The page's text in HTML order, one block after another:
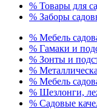
% Товары для
% Заборы
% Мебель
% Гамаки и
% Зонты и
%
% Мебель
% Шезлонги,
% Садовые